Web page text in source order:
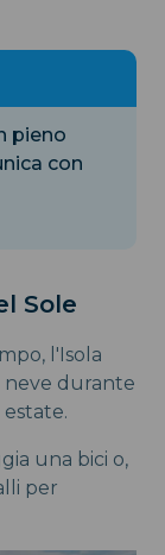
pieno
con
Sole
l'Isola
durante
una bici o,
per